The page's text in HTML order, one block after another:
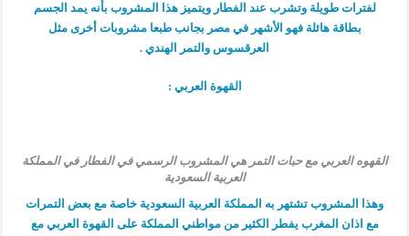
لفترات طويلة وتشرب عند الفطار ويتميز هذا المشروب بأنه يمد الجسم
بطاقة هائلة فهو الأشهر في مصر بجانب طبعا مشروبات أخرى مثل
العرقسوس والتمر الهندي .
القهوة العربي :
القهوه العربي مع حبات التمر هي المشروب الرسمي في الفطار في المملكة
العربية السعودية
وهذا المشروب تشتهر به المملكة العربية السعودية خاصة مع بعض التمرات
مع اذان المغرب يفطر الكثير من مواطني المملكة على القهوة العربي مع